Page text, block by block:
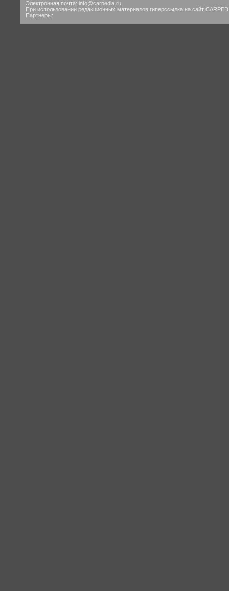
Электронная почта: info@carpedia.ru
При использовании редакционных материалов гиперссылка на сайт
Партнеры: